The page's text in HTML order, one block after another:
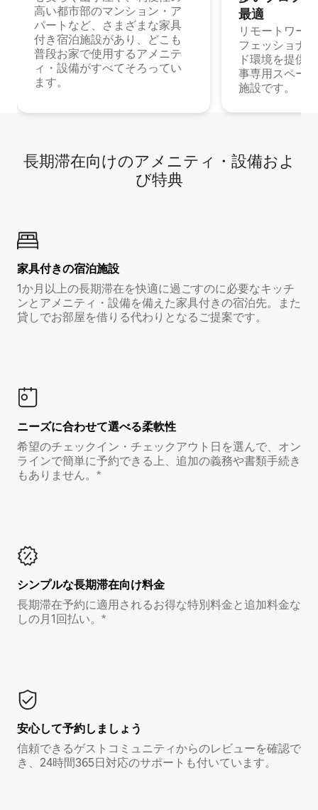
高い都市部のマンション・ア
パートなど、さまざまな家具
付き宿泊施設があり、どこも
普段お家で使用するアメニテ
ィ・設備がすべてそろってい
ます。
最⁠適
リモートワー
フェッショナ
ド環境を提供
事専用スペー
施設です。
長期滞在向け⁠のア⁠メ⁠ニ⁠テ⁠ィ⁠・設⁠備⁠およ
び特⁠典
家具付き⁠の宿⁠泊⁠施⁠設
1か月以上の長期滞在を快適に過ごすのに必要なキッチ
ンとアメニティ・設備を備えた家具付きの宿泊先。また
貸しでお部屋を借りる代わりとなるご提案です。
ニーズに合わせて選べる柔軟性
希望のチェックイン・チェックアウト日を選んで、オン
ラインで簡単に予約できる上、追加の義務や書類手続き
もありません。*
シンプルな長期滞在向け料金
長期滞在予約に適用されるお得な特別料金と追加料金な
しの月1回払い。*
安心して予約しましょう
信頼できるゲストコミュニティからのレビューを確認で
き、24時間365日対応のサポートも付いています。